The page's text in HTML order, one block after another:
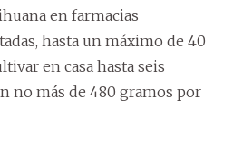
en farmacias
hasta un máximo de 40
en casa hasta seis
no más de 480 gramos por